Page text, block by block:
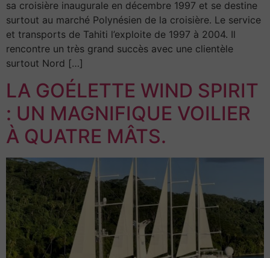
sa croisière inaugurale en décembre 1997 et se destine
surtout au marché Polynésien de la croisière. Le service
et transports de Tahiti l’exploite de 1997 à 2004. Il
rencontre un très grand succès avec une clientèle
surtout Nord […]
LA GOÉLETTE WIND SPIRIT
: UN MAGNIFIQUE VOILIER
À QUATRE MÂTS.